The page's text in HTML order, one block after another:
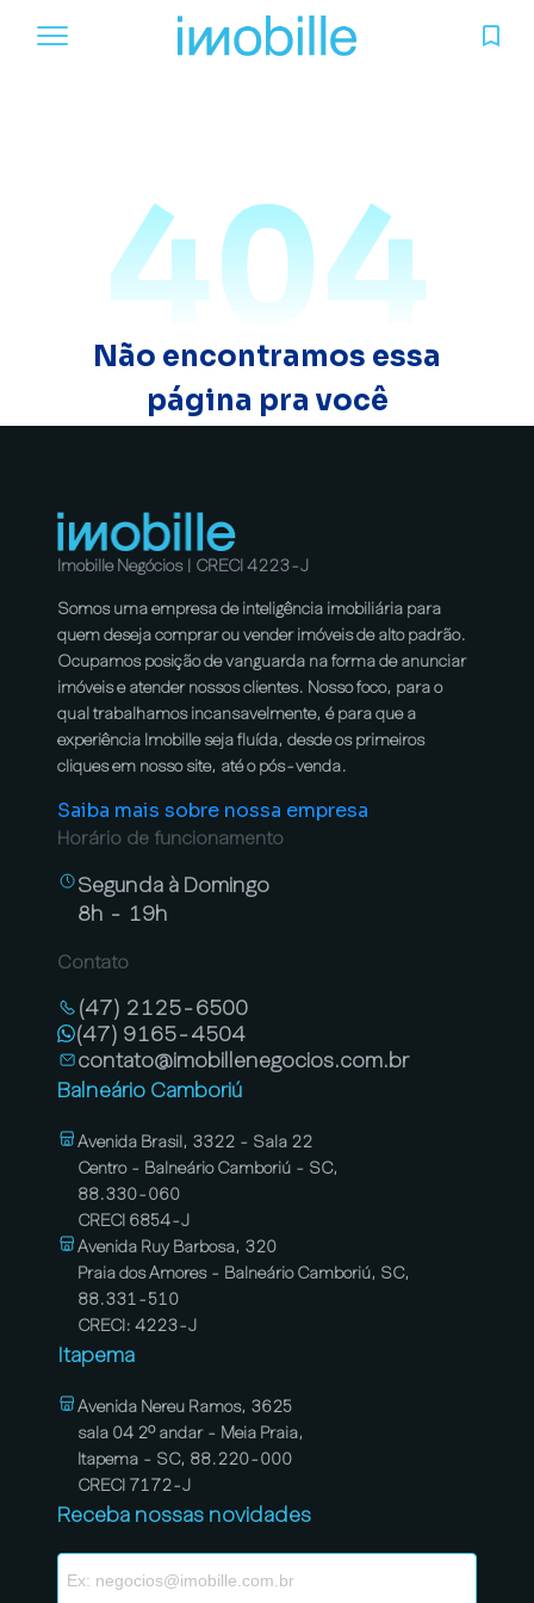
404
Não encontramos essa
página pra você
Imobille Negócios | CRECI 4223-J
Somos uma empresa de inteligência imobiliária para
quem deseja comprar ou vender imóveis de alto padrão.
Ocupamos posição de vanguarda na forma de anunciar
imóveis e atender nossos clientes. Nosso foco, para o
qual trabalhamos incansavelmente, é para que a
experiência Imobille seja fluída, desde os primeiros
cliques em nosso site, até o pós-venda.
Saiba mais sobre nossa empresa
Horário de funcionamento
Segunda à Domingo
8h - 19h
Contato
(47) 2125-6500
(47) 9165-4504
contato@imobillenegocios.com.br
Balneário Camboriú
Avenida Brasil, 3322 - Sala 22
Centro - Balneário Camboriú - SC,
88.330-060
CRECI 6854-J
Avenida Ruy Barbosa, 320
Praia dos Amores - Balneário Camboriú, SC,
88.331-510
CRECI: 4223-J
Itapema
Avenida Nereu Ramos, 3625
sala 04 2º andar - Meia Praia,
Itapema - SC, 88.220-000
CRECI 7172-J
Receba nossas novidades